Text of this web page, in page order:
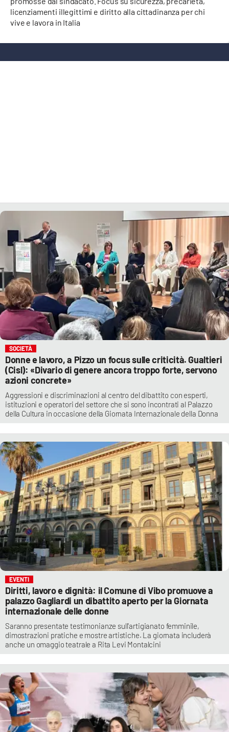
LACTV.IT
ANDROID
APPLE
licenziamenti illegittimi e diritto alla cittadinanza per chi
vive e lavora in Italia
SOCIETÀ
Donne e lavoro, a Pizzo un focus sulle criticità. Gualtieri
(Cisl): «Divario di genere ancora troppo forte, servono
azioni concrete»
Aggressioni e discriminazioni al centro del dibattito con esperti,
istituzioni e operatori del settore che si sono incontrati al Palazzo
della Cultura in occasione della Giornata Internazionale della Donna
EVENTI
Diritti, lavoro e dignità: il Comune di Vibo promuove a
palazzo Gagliardi un dibattito aperto per la Giornata
internazionale delle donne
Saranno presentate testimonianze sull'artigianato femminile,
dimostrazioni pratiche e mostre artistiche. La giornata includerà
anche un omaggio teatrale a Rita Levi Montalcini